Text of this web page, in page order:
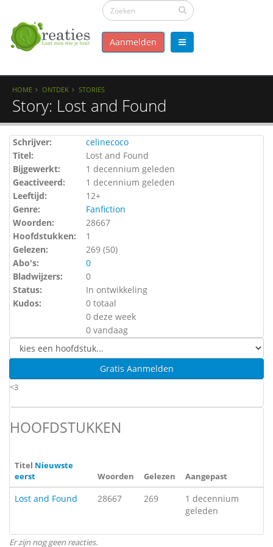
Aanmelden
HOME ONTDEK STORIES
Story: Lost and Found
Schrijver:
celinecoco
Titel:
Lost and Found
Bijgewerkt:
1 decennium geleden
Geactiveerd:
1 decennium geleden
Leeftijd:
12+
Genre:
Fanfiction
Woorden:
28667
Hoofdstukken:
1
Gelezen:
269 (50)
Abo's:
0
Bladwijzers:
0
Status:
In ontwikkeling
Kudos:
0 totaal
0 deze week
0 vandaag
Gratis Aanmelden
<3
HOOFDSTUKKEN
Titel Nieuwste
eerst
Woorden Gelezen Aangepast
Lost and Found 28667 269
1 decennium
geleden
Er zijn nog geen reacties.